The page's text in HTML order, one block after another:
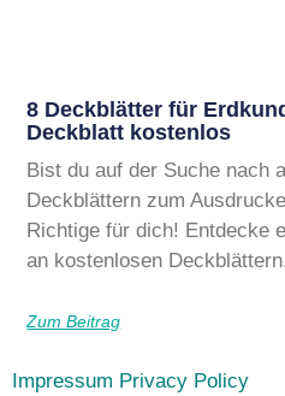
8 Deckblätter für
Deckblatt kostenlos
Bist du auf der Suche nach
Deckblättern zum
Richtige für dich! Entdecke
an kostenlosen
Zum Beitrag
Impressum Privacy Policy